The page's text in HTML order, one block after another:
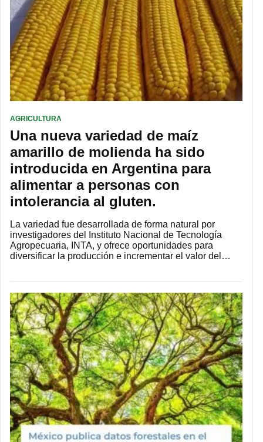
AGRICULTURA
Una nueva variedad de maíz
amarillo de molienda ha sido
introducida en Argentina para
alimentar a personas con
intolerancia al gluten.
La variedad fue desarrollada de forma natural por
investigadores del Instituto Nacional de Tecnología
Agropecuaria, INTA, y ofrece oportunidades para
diversificar la producción e incrementar el valor del…